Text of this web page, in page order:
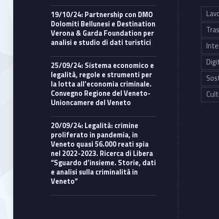
i
,
p
r
o
v
a
t
19/10/24: Partnership con DMO
Dolomiti Bellunesi e Destination
Verona & Garda Foundation per
analisi e studio di dati turistici
25/09/24: Sistema economico e
legalità, regole e strumenti per
la lotta all’economia criminale.
Convegno Regione del Veneto-
Unioncamere del Veneto
20/09/24: Legalità: crimine
proliferato in pandemia, in
Veneto quasi 56.000 reati spia
nel 2022-2023. Ricerca di Libera
“Sguardo d’insieme. Storie, dati
e analisi sulla criminalità in
Veneto”